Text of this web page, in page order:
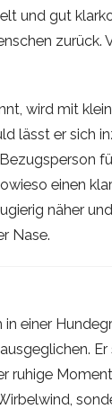
und gut
zurück.
wird mit
lässt er sich
einen
näher
Nase.
einer
Er
ruhige